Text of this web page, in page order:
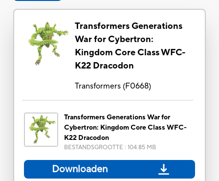
Transformers Generations
War for Cybertron:
Kingdom Core Class WFC-
K22 Dracodon
Transformers(F0668)
Transformers Generations War for
Cybertron: Kingdom Core Class WFC-
K22 Dracodon
BESTANDSGROOTTE : 104.85 MB
Downloaden